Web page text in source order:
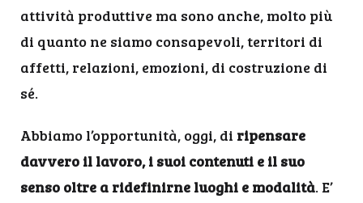
attività produttive ma sono anche, molto più
di quanto ne siamo consapevoli, territori di
affetti, relazioni, emozioni, di costruzione di
sé.
Abbiamo l’opportunità, oggi, di ripensare
davvero il lavoro, i suoi contenuti e il suo
senso oltre a ridefinirne luoghi e modalità. E’